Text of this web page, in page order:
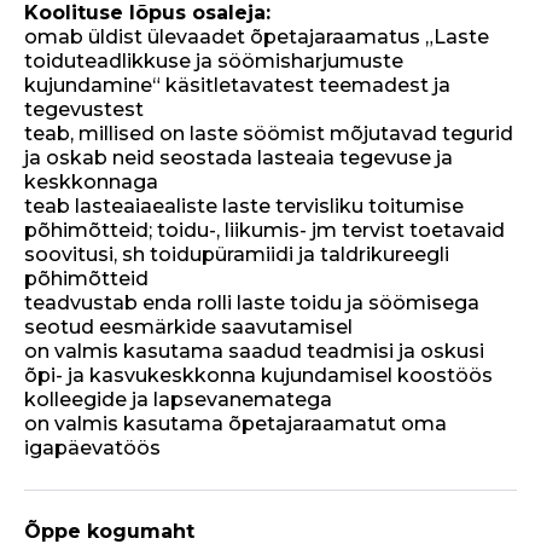
Koolituse lõpus osaleja:
omab üldist ülevaadet õpetajaraamatus „Laste
toiduteadlikkuse ja söömisharjumuste
kujundamine“ käsitletavatest teemadest ja
tegevustest
teab, millised on laste söömist mõjutavad tegurid
ja oskab neid seostada lasteaia tegevuse ja
keskkonnaga
teab lasteaiaealiste laste tervisliku toitumise
põhimõtteid; toidu-, liikumis- jm tervist toetavaid
soovitusi, sh toidupüramiidi ja taldrikureegli
põhimõtteid
teadvustab enda rolli laste toidu ja söömisega
seotud eesmärkide saavutamisel
on valmis kasutama saadud teadmisi ja oskusi
õpi- ja kasvukeskkonna kujundamisel koostöös
kolleegide ja lapsevanematega
on valmis kasutama õpetajaraamatut oma
igapäevatöös
Õppe kogumaht